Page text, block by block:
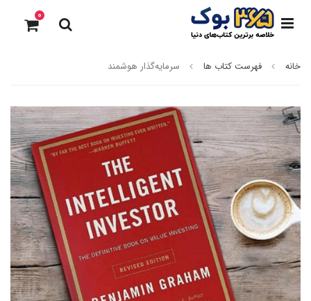
0
خانه فهرست کتاب ها سرمایه‌گذار هوشمند